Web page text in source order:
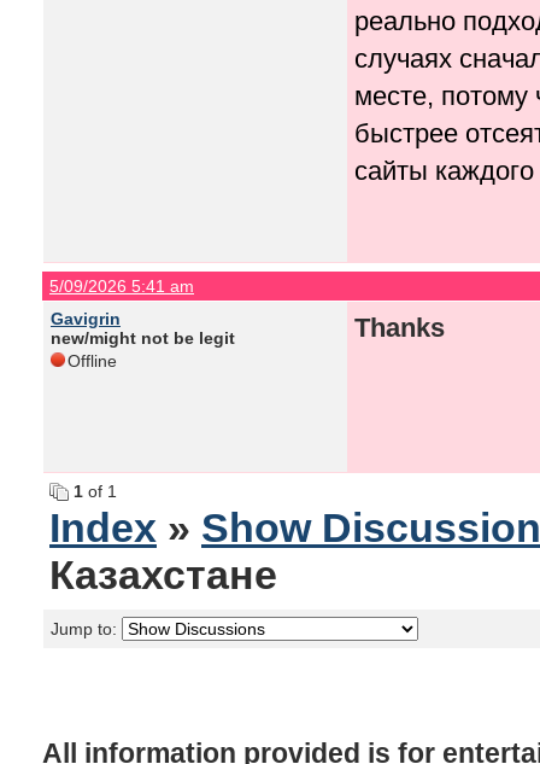
реально
случаях
месте, потому
быстрее
сайты
5/09/2026 5:41 am
Gavigrin
new/might not be legit
Offline
Thanks
1 of 1
Index » Show
Казахстане
Jump to:
All information provided is for